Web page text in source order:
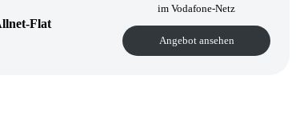
Flat
im Vodafone-Netz
Angebot ansehen